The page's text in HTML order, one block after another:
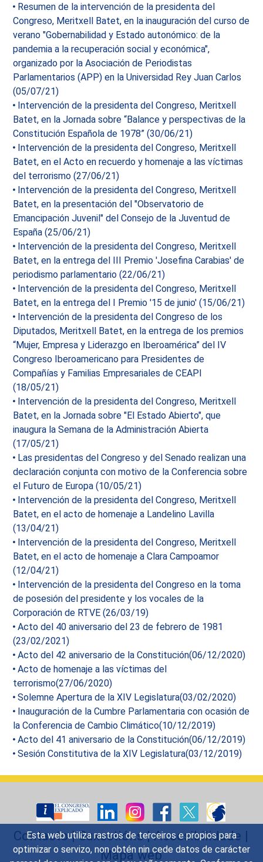
Esta web utiliza rastros de terceiros e propios para
optimizar o servizo, non obtén nin cede datos de carácter
Resumen de la intervención de la presidenta del
Congreso, Meritxell Batet, en la inauguración del curso de
verano "Gobernabilidad y Estado autonómico: de la
pandemia a la recuperación social y económica",
organizado por la Asociación de Periodistas
Parlamentarios (APP) en la Universidad Rey Juan Carlos
(05/07/21)
Intervención de la presidenta del Congreso, Meritxell
Batet, en la Jornada sobre “Balance y perspectivas de la
Constitución Española de 1978” (30/06/21)
Intervención de la presidenta del Congreso, Meritxell
Batet, en el Acto en recuerdo y homenaje a las víctimas
del terrorismo (27/06/21)
Intervención de la presidenta del Congreso, Meritxell
Batet, en la presentación del "Observatorio de
Emancipación Juvenil" del Consejo de la Juventud de
España (25/06/21)
Intervención de la presidenta del Congreso, Meritxell
Batet, en la entrega del III Premio 'Josefina Carabias' de
periodismo parlamentario (22/06/21)
Intervención de la presidenta del Congreso, Meritxell
Batet, en la entrega del I Premio '15 de junio' (15/06/21)
Intervención de la presidenta del Congreso de los
Diputados, Meritxell Batet, en la entrega de los premios
“Mujer, Empresa y Liderazgo en Iberoamérica” del IV
Congreso Iberoamericano para Presidentes de
Compañías y Familias Empresariales de CEAPI
(18/05/21)
Intervención de la presidenta del Congreso, Meritxell
Batet, en la Jornada sobre "El Estado Abierto", que
inaugura la Semana de la Administración Abierta
(17/05/21)
Las presidentas del Congreso y del Senado realizan una
declaración conjunta con motivo de la Conferencia sobre
el Futuro de Europa (10/05/21)
Intervención de la presidenta del Congreso, Meritxell
Batet, en el acto de homenaje a Landelino Lavilla
(13/04/21)
Intervención de la presidenta del Congreso, Meritxell
Batet, en el acto de homenaje a Clara Campoamor
(12/04/21)
Intervención de la presidenta del Congreso en la toma
de posesión del presidente y los vocales de la
Corporación de RTVE (26/03/19)
Acto del 40 aniversario del 23 de febrero de 1981
(23/02/2021)
Acto del 42 aniversario de la Constitución(06/12/2020)
Acto de homenaje a las víctimas del
terrorismo(27/06/2020)
Solemne Apertura de la XIV Legislatura(03/02/2020)
Inauguración de la Cumbre Parlamentaria con ocasión de
la Conferencia de Cambio Climático(10/12/2019)
Acto del 41 aniversario de la Constitución(06/12/2019)
Sesión Constitutiva de la XIV Legislatura(03/12/2019)
Contacto|Suxestións|Accesibilidade |
Mapa web